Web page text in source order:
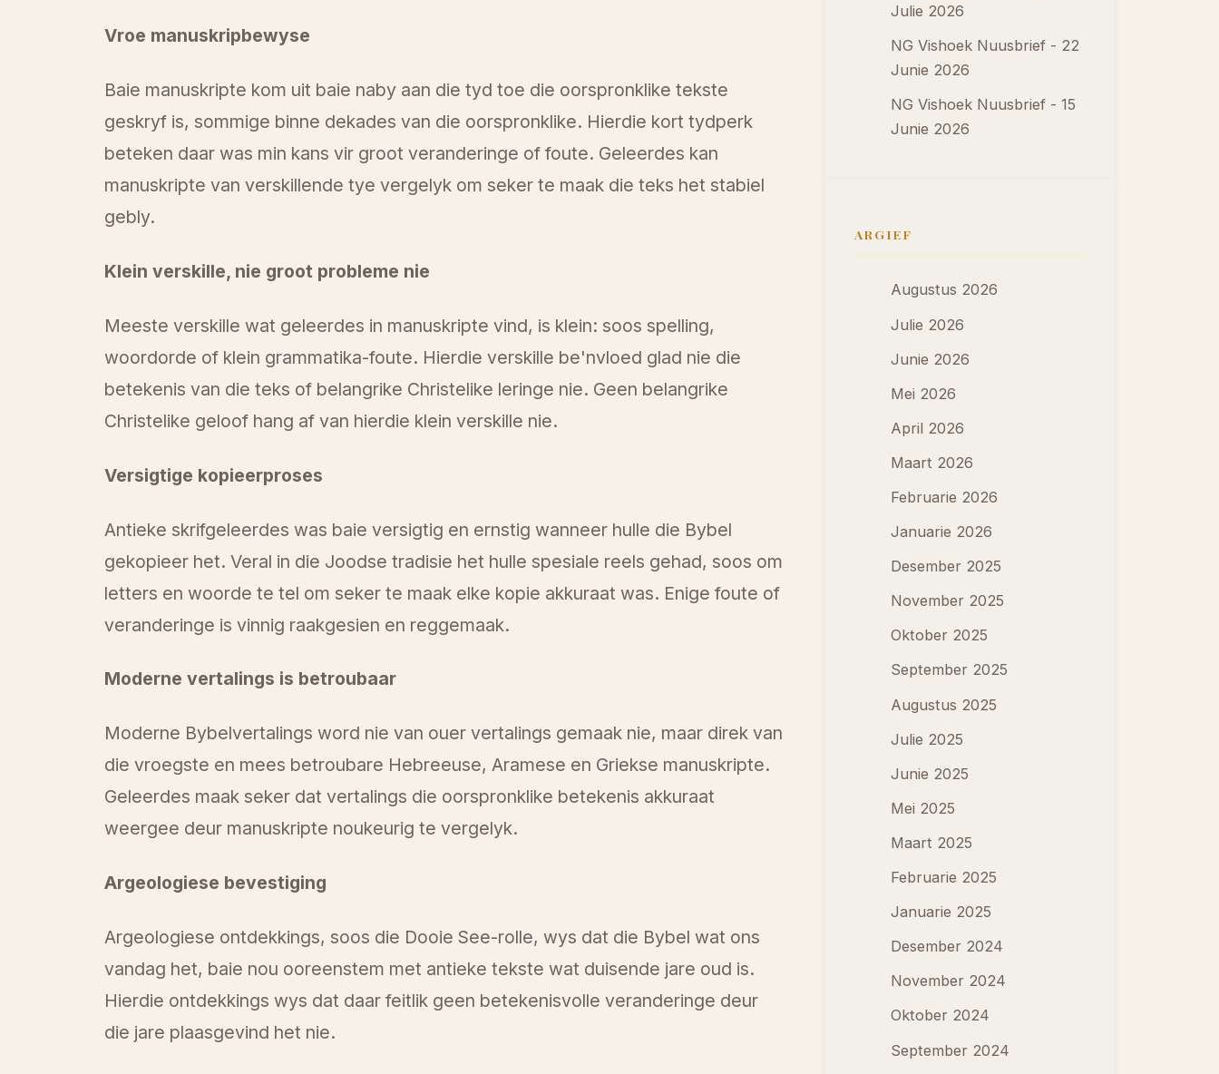
Vroe manuskripbewyse
Baie manuskripte kom uit baie naby aan die tyd toe die oorspronklike tekste
geskryf is, sommige binne dekades van die oorspronklike. Hierdie kort tydperk
beteken daar was min kans vir groot veranderinge of foute. Geleerdes kan
manuskripte van verskillende tye vergelyk om seker te maak die teks het stabiel
gebly.
Klein verskille, nie groot probleme nie
Meeste verskille wat geleerdes in manuskripte vind, is klein: soos spelling,
woordorde of klein grammatika-foute. Hierdie verskille be'nvloed glad nie die
betekenis van die teks of belangrike Christelike leringe nie. Geen belangrike
Christelike geloof hang af van hierdie klein verskille nie.
Versigtige kopieerproses
Antieke skrifgeleerdes was baie versigtig en ernstig wanneer hulle die Bybel
gekopieer het. Veral in die Joodse tradisie het hulle spesiale reels gehad, soos om
letters en woorde te tel om seker te maak elke kopie akkuraat was. Enige foute of
veranderinge is vinnig raakgesien en reggemaak.
Moderne vertalings is betroubaar
Moderne Bybelvertalings word nie van ouer vertalings gemaak nie, maar direk van
die vroegste en mees betroubare Hebreeuse, Aramese en Griekse manuskripte.
Geleerdes maak seker dat vertalings die oorspronklike betekenis akkuraat
weergee deur manuskripte noukeurig te vergelyk.
Argeologiese bevestiging
Argeologiese ontdekkings, soos die Dooie See-rolle, wys dat die Bybel wat ons
vandag het, baie nou ooreenstem met antieke tekste wat duisende jare oud is.
Hierdie ontdekkings wys dat daar feitlik geen betekenisvolle veranderinge deur
die jare plaasgevind het nie.
Julie 2026
NG Vishoek Nuusbrief - 22
Junie 2026
NG Vishoek Nuusbrief - 15
Junie 2026
ARGIEF
Augustus 2026
Julie 2026
Junie 2026
Mei 2026
April 2026
Maart 2026
Februarie 2026
Januarie 2026
Desember 2025
November 2025
Oktober 2025
September 2025
Augustus 2025
Julie 2025
Junie 2025
Mei 2025
Maart 2025
Februarie 2025
Januarie 2025
Desember 2024
November 2024
Oktober 2024
September 2024